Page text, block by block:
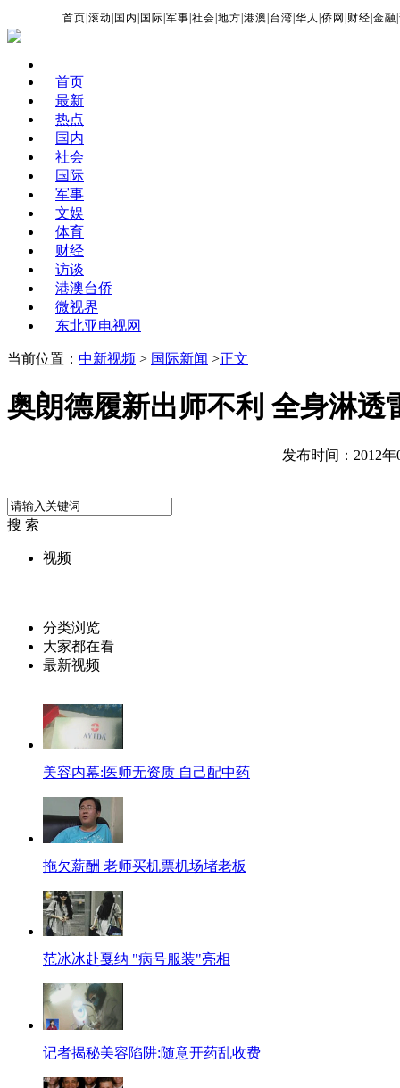
首页 |滚动 国内 国际 |军事 |社会 |地方 |港澳 台湾 |华人 |侨网 财经 |金融 |
首页
最新
热点
国内
社会
国际
军事
文娱
体育
财经
访谈
港澳台侨
微视界
东北亚电视网
当前位置： 中新视频 > 国际新闻 >正文
奥朗德履新出师不利 全身淋透
发布时间：2012年
搜 索
视频
分类浏览
大家都在看
最新视频
美容内幕:医师无资质 自己配中药
拖欠薪酬 老师买机票机场堵老板
范冰冰赴戛纳 "病号服装"亮相
记者揭秘美容陷阱:随意开药乱收费